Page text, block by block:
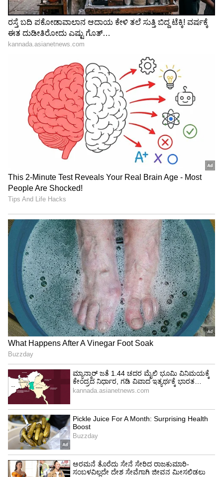
ಏನಿದು ಪಿಎಂ-ಸೇತು ಯೋಜನೆ?
'ಪ್ರಧಾನ ಮಂತ್ರಿ ಸ್ಕಿಲ್ಲಿಂಗ್ ಆಂಡ್ ಎಂಪ್ಲಾಯಬಿಲಿಟಿ
ಟ್ರಾನ್ಸ್‌ಫಾರ್ಮೇಶನ್ ತ್ರೂ ಅಪ್‌ಗ್ರೇಡೆಡ್ ಐಟಿಐಸ್'
ಎನ್ನುವುದು ಪಿಎಂ ಸೇತುವಿನ ಪೂರ್ಣ ರೂಪ. ಬರೋಬ್ಬರಿ
60,000 ಕೋಟಿ ರೂ. ವೆಚ್ಚದ ಯೋಜನೆ ಇದಾಗಿದ್ದು, ಇದರ
ಮೂಲಕ ದೇಶದ 1,000 ಸರ್ಕಾರಿ ಐಟಿಐಗಳನ್ನು
ಆಧುನೀಕರಿಸುವ ಗುರಿಯನ್ನು ಕೇಂದ್ರ ಸರ್ಕಾರ ಹೊಂದಿದೆ.
ಖಾಸಗಿ ಕೈಗಾರಿಕೆಗಳ ಪಾಲುದಾರಿಕೆಯೊಂದಿಗೆ, ಐಟಿಐಗಳಲ್ಲಿ
ಹೊಸ ತಂತ್ರಜ್ಞಾನದ ಮೂಲಸೌಕರ್ಯ ಅಭಿವೃದ್ಧಿಪಡಿಸಿ,
ಭವಿಷ್ಯಕ್ಕೆ ತಕ್ಕಂತೆ ವಿದ್ಯಾರ್ಥಿಗಳಿಗೆ ತರಬೇತಿ ನೀಡಿ
ಉದ್ಯೋಗವಕಾಶಗಳನ್ನು ಹೆಚ್ಚಿಸುವುದು ಇದರ ಮೂಲ
ಉದ್ದೇಶವಾಗಿದೆ.
ಈಗಾಗಲೇ ದೇಶದ 32 ರಾಜ್ಯಗಳು ಮತ್ತು ಕೇಂದ್ರಾಡಳಿತ
ಪ್ರದೇಶಗಳಲ್ಲಿ ರಾಜ್ಯ ಮಟ್ಟದ ಸಮಿತಿಗಳನ್ನು ರಚಿಸಲಾಗಿದೆ. 12
ರಾಜ್ಯಗಳು ಖಾಸಗಿ ಕಂಪನಿಗಳನ್ನು ಆಹ್ವಾನಿಸಲು ಟೆಂಡರ್
(ಆರ್‌ಎಫ್‌ಪಿ) ಅನ್ನೂ ಕರೆದಿವೆ. ಮುಂಬರುವ ತಿಂಗಳುಗಳಲ್ಲಿ
ಇನ್ನಷ್ಟು ರಾಜ್ಯಗಳು ಹಾಗೂ ಕೈಗಾರಿಕೆಗಳ ನಡುವೆ ಇದೇ
ರೀತಿಯ ಒಪ್ಪಂದಗಳು ನಡೆಯಲಿದ್ದು, 'ವಿಕಸಿತ್ ಭಾರತ್
2047' ಕನಸನ್ನು ನನಸು ಮಾಡಲು ಕೌಶಲ್ಯಪೂರ್ಣ
ಯುವಪಡೆಯನ್ನು ಸಜ್ಜುಗೊಳಿಸಲಾಗುತ್ತಿದೆ.
"ರಾಜಕೀಯ ಬೇಡ, ಸಿನಿಮಾನೇ ಪ್ರಾಣ":
ಕನಕೋತ್ಸವದಲ್ಲಿ ರಿಷಬ್ ಶೆಟ್ಟಿ | Rishab
Shetty speech | Suvarna News
ಶೇ.50 ರಿಂದ ಶೇ.18 ಕ್ಕೆ TAX ಇಳಿಕೆ: ಮೋದಿ-
ಟ್ರಂಪ್ ಐತಿಹಾಸಿಕ ಒಪ್ಪಂದ | India US
Trade Deal | Party Rounds